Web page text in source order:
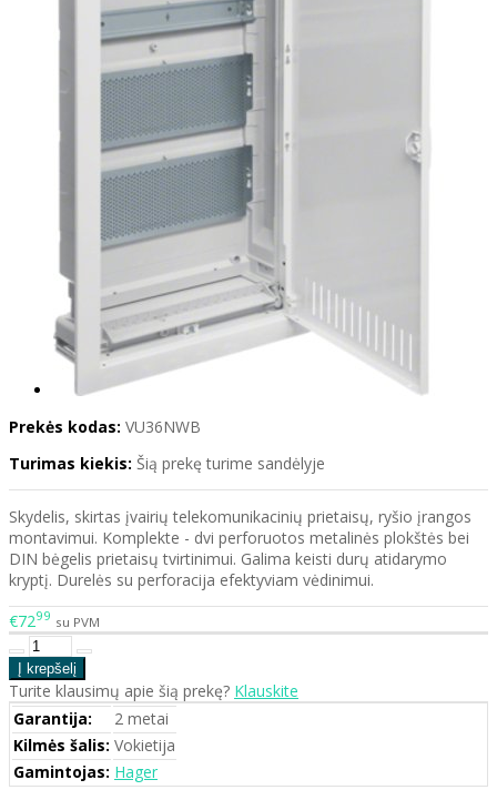
Prekės kodas: VU36NWB
Turimas kiekis: Šią prekę turime sandėlyje
Skydelis, skirtas įvairių telekomunikacinių prietaisų, ryšio įrangos
montavimui. Komplekte - dvi perforuotos metalinės plokštės bei
DIN bėgelis prietaisų tvirtinimui. Galima keisti durų atidarymo
kryptį. Durelės su perforacija efektyviam vėdinimui.
€7299 su PVM
Turite klausimų apie šią prekę? Klauskite
Garantija:
2 metai
Kilmės šalis: Vokietija
Gamintojas: Hager